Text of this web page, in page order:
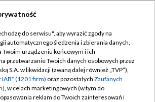
TVP
TVP
Regulamin TVP
Polityka prywatności
Moje zgody
do serwisu", aby wyrazić zgody na
automatycznego śledzenia i zbierania danych,
Twoim urządzeniu końcowym i ich
przetwarzanie Twoich danych osobowych przez
S.A. w likwidacji (zwaną dalej również „TVP”),
IAB* (1201 firm) oraz pozostałych Zaufanych
, w celach marketingowych (w tym do
reklam do Twoich zainteresowań i